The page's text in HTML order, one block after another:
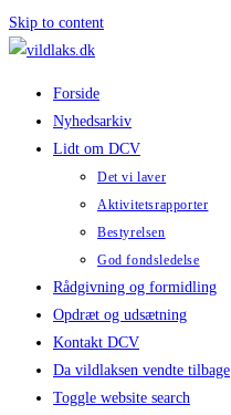
Skip to content
Forside
Nyhedsarkiv
Lidt om DCV
Det vi laver
Aktivitetsrapporter
Bestyrelsen
God fondsledelse
Rådgivning og formidling
Opdræt og udsætning
Kontakt DCV
Da vildlaksen vendte tilbage
Toggle website search